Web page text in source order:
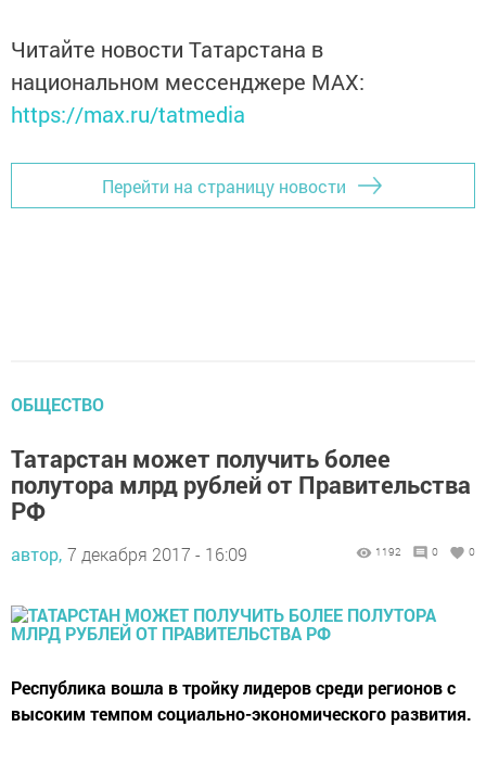
Читайте новости Татарстана в
национальном мессенджере MАХ:
https://max.ru/tatmedia
Перейти на страницу новости
ОБЩЕСТВО
Татарстан может получить более
полутора млрд рублей от Правительства
РФ
автор, 7 декабря 2017 - 16:09 1192 0 0
Республика вошла в тройку лидеров среди регионов с
высоким темпом социально-экономического развития.